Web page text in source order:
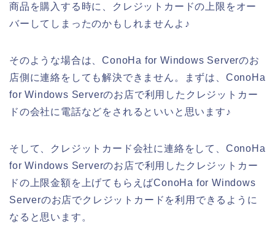
商品を購入する時に、クレジットカードの上限をオー
バーしてしまったのかもしれませんよ♪
そのような場合は、ConoHa for Windows Serverのお
店側に連絡をしても解決できません。まずは、ConoHa
for Windows Serverのお店で利用したクレジットカー
ドの会社に電話などをされるといいと思います♪
そして、クレジットカード会社に連絡をして、ConoHa
for Windows Serverのお店で利用したクレジットカー
ドの上限金額を上げてもらえばConoHa for Windows
Serverのお店でクレジットカードを利用できるように
なると思います。